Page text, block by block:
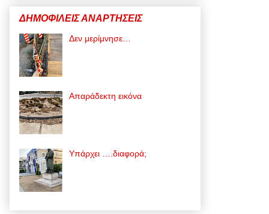
ΔΗΜΟΦΙΛΕΙΣ ΑΝΑΡΤΗΣΕΙΣ
Δεν μερίμνησε…
Απαράδεκτη εικόνα
Υπάρχει ….διαφορά;